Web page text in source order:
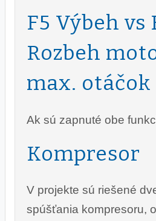
F5 Výbeh vs
Rozbeh
max. otáčok
Ak sú zapnuté obe
Kompresor
V projekte sú riešené
spúšťania kompresoru,